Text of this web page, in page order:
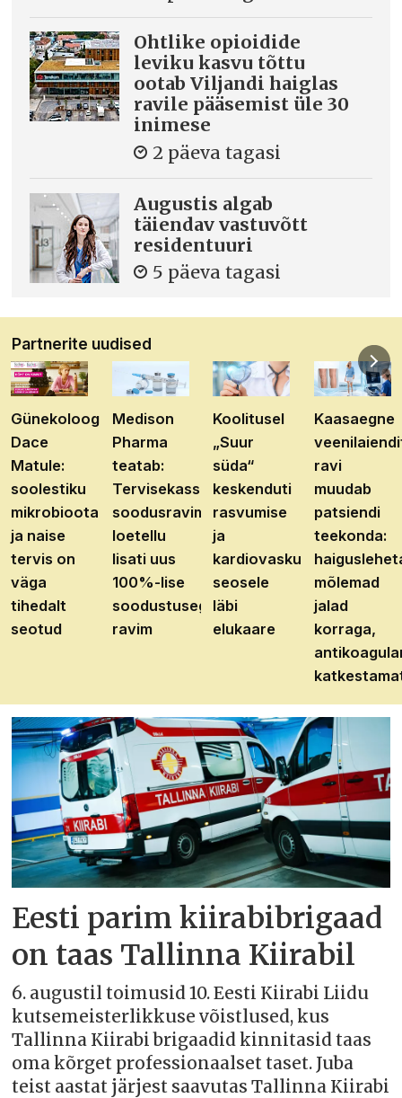
Ohtlike opioidide
leviku kasvu tõttu
ootab Viljandi haiglas
ravile pääsemist üle 30
inimese
2 päeva tagasi
Augustis algab
täiendav vastuvõtt
residentuuri
5 päeva tagasi
Partnerite uudised
Günekoloog
Dace
Matule:
soolestiku
mikrobioota
ja naise
tervis on
väga
tihedalt
seotud
Medison
Pharma
teatab:
Tervisekassa
soodusravimite
loetellu
lisati uus
100%-lise
soodustusega
ravim
Koolitusel
„Suur
süda“
keskenduti
rasvumise
ja
kardiovaskulaarhaiguste
seosele
läbi
elukaare
Kaasaegne
ravi
muudab
patsiendi
teekonda:
mõlemad
jalad
korraga,
Eesti parim kiirabibrigaad
on taas Tallinna Kiirabil
6. augustil toimusid 10. Eesti Kiirabi Liidu
kutsemeisterlikkuse võistlused, kus
Tallinna Kiirabi brigaadid kinnitasid taas
oma kõrget professionaalset taset. Juba
teist aastat järjest saavutas Tallinna Kiirabi